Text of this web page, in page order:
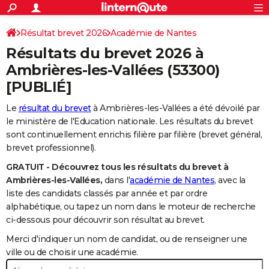
ACTUALITÉS
Politique
Société
Faits Divers
Education
Monde
Villes
+
SPORT
Coupe du monde 2026
Football
Tennis
Cyclisme
Rugby
Forum
CULTURE
Programme TV
TNT
Streaming
Cinéma
Sorties cinéma
Musique
+FINANCE
Retraite
Impôts
Epargne
Immobilier
Risques naturels par ville
Banque
Assurance
Crédit
AUTO
Essais
Réserver un essai
Citadines
Berlines
SUV
Forum auto
+
HIGH-TECH
Forum
Aménagement intérieur
Extérieur
Cuisine
Salle de bains
Jardinage
Rangement
+ WEEK-END
Guides de France
Escapades
Patrimoine
Expositions
Musées
Week-end nature
+
LIFESTYLE
SANTE
Alimentation
Guide de la santé
Maladies
Médicaments
Sommeil
+VOYAGE
S'inscrire
Connexion
Résultat brevet 2026 Académie de Nantes
Résultats du brevet 2026 à
Ambrières-les-Vallées(53300)
[PUBLIÉ]
Le résultat du brevetà Ambrières-les-Vallées a été dévoilé par
le ministère de l'Education nationale. Les résultats du brevet
sont continuellement enrichis filière par filière (brevet général,
brevet professionnel).
GRATUIT - Découvrez tous les résultats du brevet à
Ambrières-les-Vallées, dans l'académie de Nantes, avec la
liste des candidats classés par année et par ordre
alphabétique, ou tapez un nom dans le moteur de recherche
ci-dessous pour découvrir son résultat au brevet.
Merci d'indiquer un nom de candidat, ou de renseigner une
ville ou de choisir une académie.